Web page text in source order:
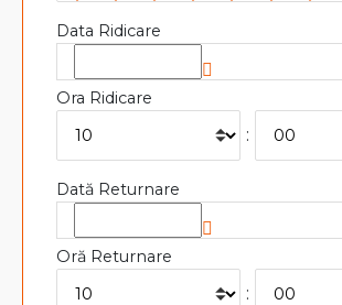
Data Ridicare
Ora Ridicare
:
Dată Returnare
Oră Returnare
: